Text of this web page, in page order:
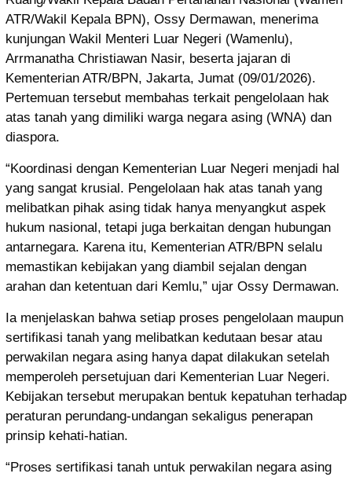
ATR/Wakil Kepala BPN), Ossy Dermawan, menerima
kunjungan Wakil Menteri Luar Negeri (Wamenlu),
Arrmanatha Christiawan Nasir, beserta jajaran di
Kementerian ATR/BPN, Jakarta, Jumat (09/01/2026).
Pertemuan tersebut membahas terkait pengelolaan hak
atas tanah yang dimiliki warga negara asing (WNA) dan
diaspora.
“Koordinasi dengan Kementerian Luar Negeri menjadi hal
yang sangat krusial. Pengelolaan hak atas tanah yang
melibatkan pihak asing tidak hanya menyangkut aspek
hukum nasional, tetapi juga berkaitan dengan hubungan
antarnegara. Karena itu, Kementerian ATR/BPN selalu
memastikan kebijakan yang diambil sejalan dengan
arahan dan ketentuan dari Kemlu,” ujar Ossy Dermawan.
Ia menjelaskan bahwa setiap proses pengelolaan maupun
sertifikasi tanah yang melibatkan kedutaan besar atau
perwakilan negara asing hanya dapat dilakukan setelah
memperoleh persetujuan dari Kementerian Luar Negeri.
Kebijakan tersebut merupakan bentuk kepatuhan terhadap
peraturan perundang-undangan sekaligus penerapan
prinsip kehati-hatian.
“Proses sertifikasi tanah untuk perwakilan negara asing